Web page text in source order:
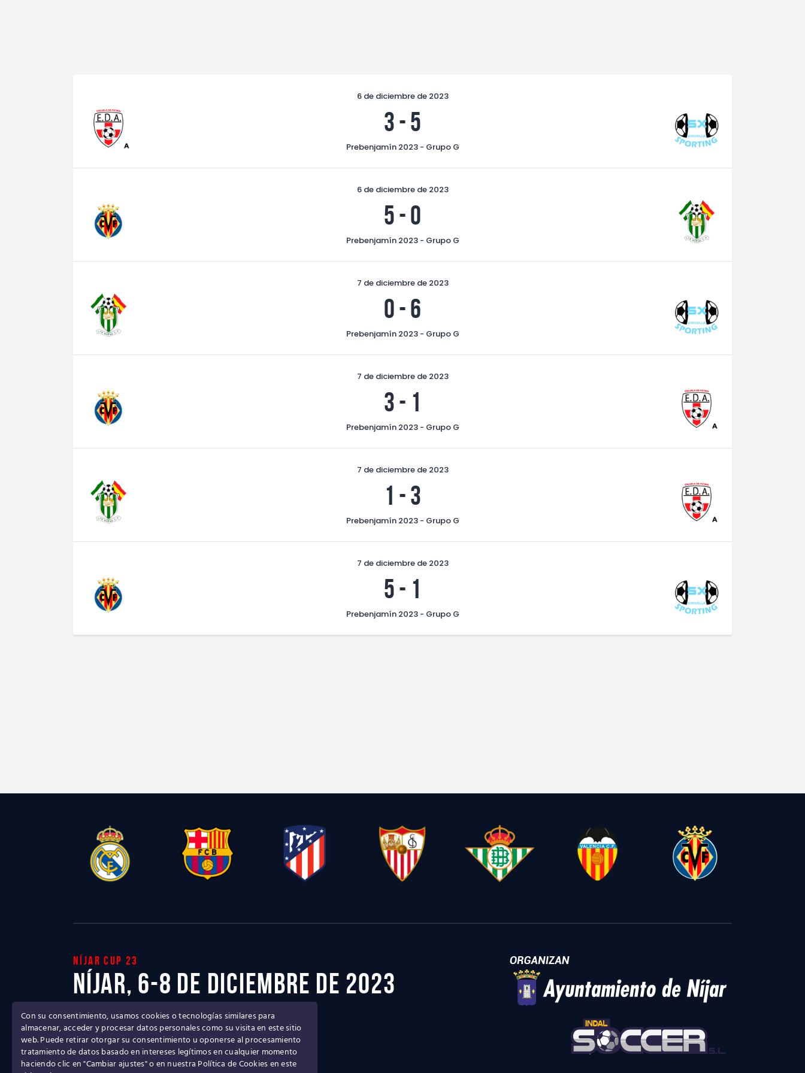
6 de diciembre de 2023
3-5
Prebenjamín 2023 - Grupo G
6 de diciembre de 2023
5-0
Prebenjamín 2023 - Grupo G
7 de diciembre de 2023
0-6
Prebenjamín 2023 - Grupo G
7 de diciembre de 2023
3- 1
Prebenjamín 2023 - Grupo G
7 de diciembre de 2023
1 -3
Prebenjamín 2023 - Grupo G
7 de diciembre de 2023
5- 1
Prebenjamín 2023 - Grupo G
Níjar cup 23
Níjar, 6-8 de diciembre de 2023
Ven a disfrutar del mejor Torneo de fútbol base
Con su consentimiento, usamos cookies o tecnologías similares para
almacenar, acceder y procesar datos personales como su visita en este sitio
web. Puede retirar otorgar su consentimiento u oponerse al procesamiento
tratamiento de datos basado en intereses legítimos en cualquier momento
haciendo clic en "Cambiar ajustes" o en nuestra Política de Cookies en este